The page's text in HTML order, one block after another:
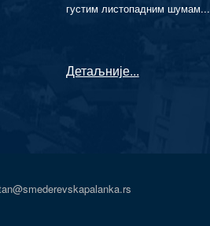
густим листопадним шумам...
Детаљније...